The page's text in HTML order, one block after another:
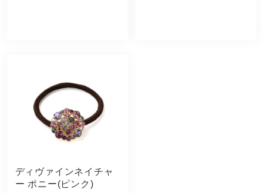
ディヴァインネイチャ
ー ポニー(ピンク)